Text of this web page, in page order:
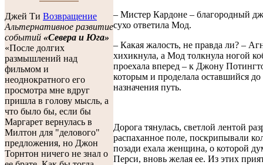
Джей Ти Возвращение
Альтернативное развитие
событий «Севера и Юга»
«После долгих
размышлений над
фильмом и
неоднократного его
просмотра мне вдруг
пришла в голову мысль, а
что было бы, если бы
Маргарет вернулась в
Милтон для "делового"
предложения, но Джон
Торнтон ничего не знал о
– Мистер Кардоне – благородный
сухо ответила Мод.
– Какая жалость, не правда ли? –
хихикнула, а Мод толкнула ногой
проехала вперед – к Джону
которым и проделала оставшийся до
назначения путь.
Дорога тянулась, светлой лентой
распаханное поле, поскрипывали
позади ехала женщина, о которой
Перси, вновь желая ее. Из этих